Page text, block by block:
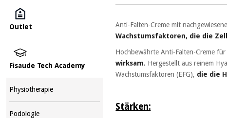
Outlet
Fisaude Tech Academy
Physiotherapie
Podologie
Anti-Falten-Creme mit
Wachstumsfaktoren, die die
Hochbewährte Anti-Falten-Creme
wirksam. Hergestellt aus reinem
Wachstumsfaktoren (EFG), die die
Stärken: